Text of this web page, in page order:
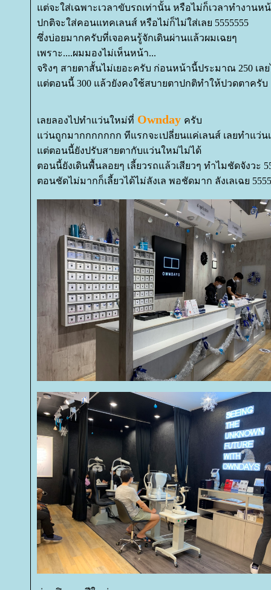
ต่จะใส่เฉพาะเวลาขับรถเท่านั้น หรือไม่ก็เวลาทำงานห
ปกติจะใส่คอนแทคเลนส์ หรือไม่ก็ไม่ใส่เลย 5555555
ซึ่งบ่อยมากครับที่เจอคนรู้จักเดินผ่านแล้วผมเฉยๆ
เพราะ....ผมมองไม่เห็นหน้า...
จริงๆ สายตาสั้นไม่เยอะครับ ก่อนหน้านี้ประมาณ 250 เล
ต่ตอนนี้ 300 แล้วยังคงใช้สบายตาปกติทำให้ปวดตาครับ
เลยลองไปทำแว่นใหม่ที่ Ownday ครับ
ว่นถูกมากกกกกกก ทีแรกจะเปลี่ยนแค่เลนส์ เลยทำแว่น
ต่ตอนนี้ยังปรับสายตากับแว่นใหม่ไม่ได้
ตอนนี้ยังเดินพื้นลอยๆ เลี้ยวรถแล้วเสียวๆ ทำไมชัดจังวะ
ตอนชัดไม่มากก็เลี้ยวได้ไม่ลังเล พอชัดมาก ลังเลเฉย